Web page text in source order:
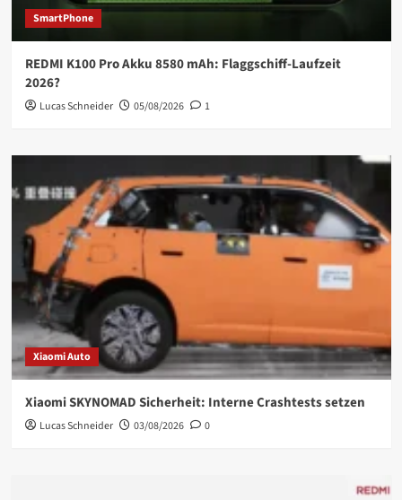
SmartPhone
REDMI K100 Pro Akku 8580 mAh: Flaggschiff-Laufzeit
2026?
Lucas Schneider 05/08/2026 1
Xiaomi Auto
Xiaomi SKYNOMAD Sicherheit: Interne Crashtests setzen
Lucas Schneider 03/08/2026 0